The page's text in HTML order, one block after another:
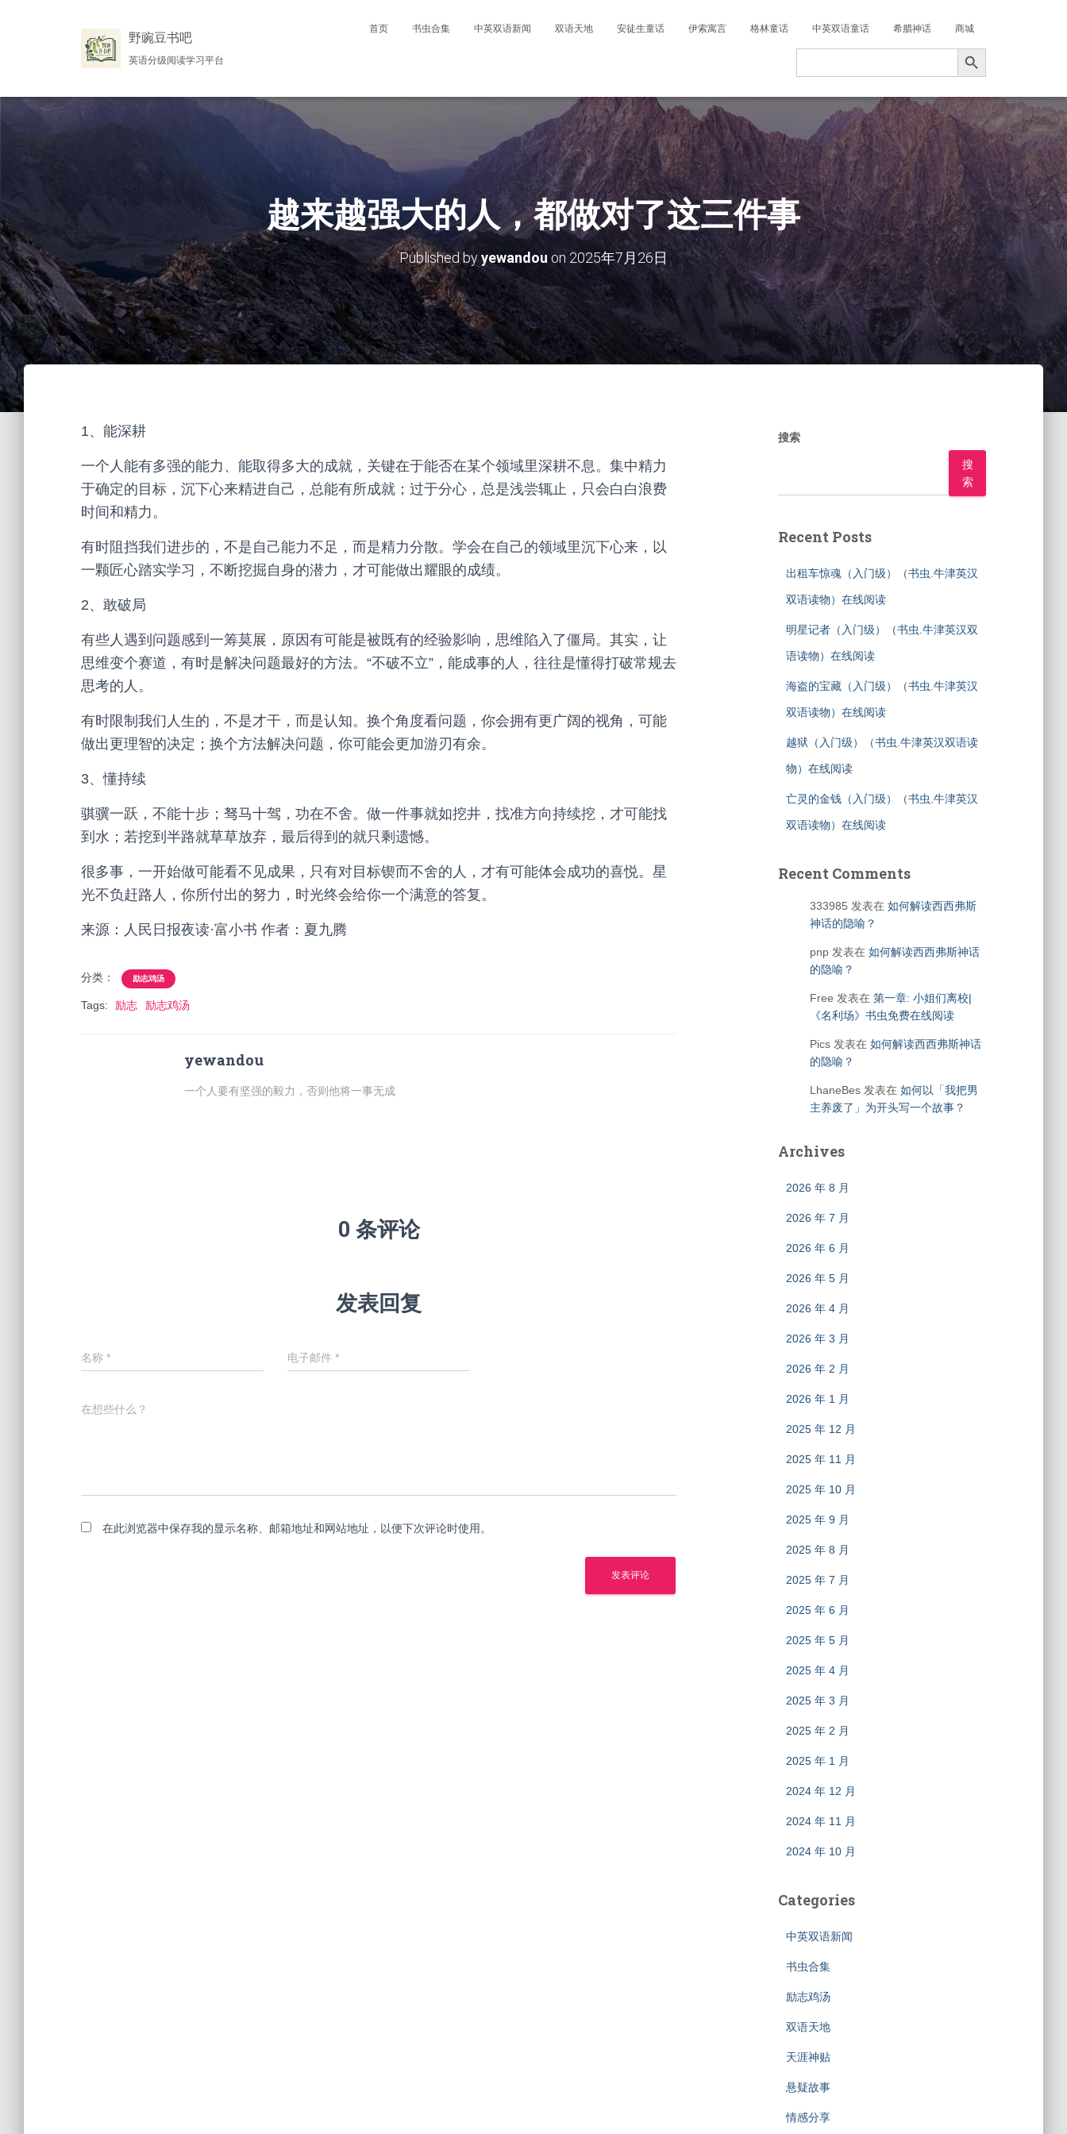
野豌豆书吧
英语分级阅读学习平台
首页 书虫合集 中英双语新闻 双语天地 安徒生童话 伊索寓言 格林童话 中英双语童话 希腊神话 商城
Search
搜索按钮
越来越强大的人，都做对了这三件事
Published byyewandou on 2025年7月26日
1、能深耕
一个人能有多强的能力、能取得多大的成就，关键在于能否在某个领域里深耕不息。集中精力
于确定的目标，沉下心来精进自己，总能有所成就；过于分心，总是浅尝辄止，只会白白浪费
时间和精力。
有时阻挡我们进步的，不是自己能力不足，而是精力分散。学会在自己的领域里沉下心来，以
一颗匠心踏实学习，不断挖掘自身的潜力，才可能做出耀眼的成绩。
2、敢破局
有些人遇到问题感到一筹莫展，原因有可能是被既有的经验影响，思维陷入了僵局。其实，让
思维变个赛道，有时是解决问题最好的方法。“不破不立”，能成事的人，往往是懂得打破常规去
思考的人。
有时限制我们人生的，不是才干，而是认知。换个角度看问题，你会拥有更广阔的视角，可能
做出更理智的决定；换个方法解决问题，你可能会更加游刃有余。
3、懂持续
骐骥一跃，不能十步；驽马十驾，功在不舍。做一件事就如挖井，找准方向持续挖，才可能找
到水；若挖到半路就草草放弃，最后得到的就只剩遗憾。
很多事，一开始做可能看不见成果，只有对目标锲而不舍的人，才有可能体会成功的喜悦。星
光不负赶路人，你所付出的努力，时光终会给你一个满意的答复。
来源：人民日报夜读·富小书 作者：夏九腾
分类： 励志鸡汤
Tags: 励志 励志鸡汤
yewandou
一个人要有坚强的毅力，否则他将一事无成
0 条评论
发表回复
名称 * 电子邮件 *
在想些什么？
在此浏览器中保存我的显示名称、邮箱地址和网站地址，以便下次评论时使用。
搜索
搜
索
Recent Posts
出租车惊魂（入门级）（书虫.牛津英汉
双语读物）在线阅读
明星记者（入门级）（书虫.牛津英汉双
语读物）在线阅读
海盗的宝藏（入门级）（书虫.牛津英汉
双语读物）在线阅读
越狱（入门级）（书虫.牛津英汉双语读
物）在线阅读
亡灵的金钱（入门级）（书虫.牛津英汉
双语读物）在线阅读
Recent Comments
333985 发表在 如何解读西西弗斯
神话的隐喻？
pnp发表在 如何解读西西弗斯神话
的隐喻？
Free 发表在 第一章: 小姐们离校|
《名利场》书虫免费在线阅读
Pics发表在 如何解读西西弗斯神话
的隐喻？
LhaneBes发表在 如何以「我把男
主养废了」为开头写一个故事？
Archives
2026 年 8 月
2026 年 7 月
2026 年 6 月
2026 年 5 月
2026 年 4 月
2026 年 3 月
2026 年 2 月
2026 年 1 月
2025 年 12 月
2025 年 11 月
2025 年 10 月
2025 年 9 月
2025 年 8 月
2025 年 7 月
2025 年 6 月
2025 年 5 月
2025 年 4 月
2025 年 3 月
2025 年 2 月
2025 年 1 月
2024 年 12 月
2024 年 11 月
2024 年 10 月
Categories
中英双语新闻
书虫合集
励志鸡汤
双语天地
天涯神贴
悬疑故事
情感分享